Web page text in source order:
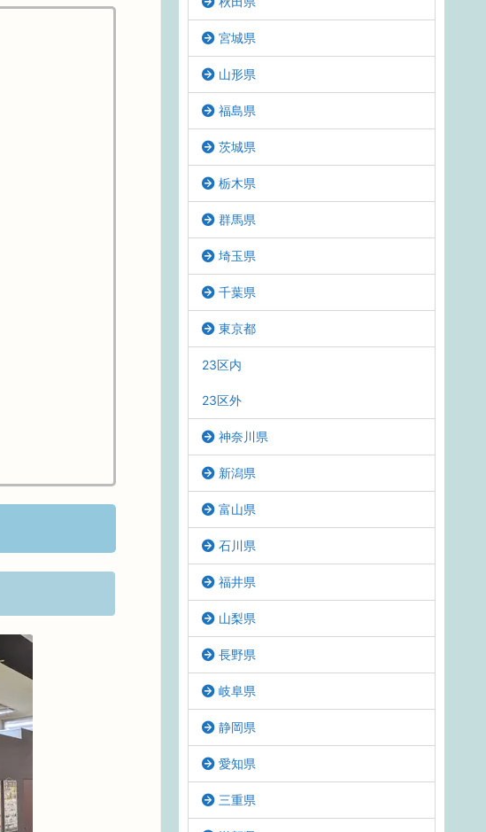
宮城県
山形県
福島県
茨城県
栃木県
群馬県
埼玉県
千葉県
東京都
23区内
23区外
神奈川県
新潟県
富山県
石川県
福井県
山梨県
長野県
岐阜県
静岡県
愛知県
三重県